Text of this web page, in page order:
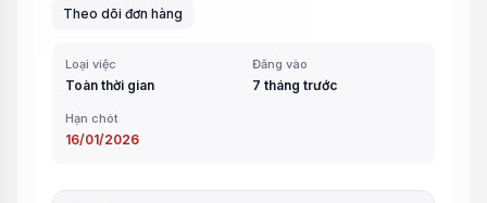
Theo dõi đơn hàng
Loại việc
Toàn thời gian
Đăng vào
7 tháng trước
Hạn chót
16/01/2026